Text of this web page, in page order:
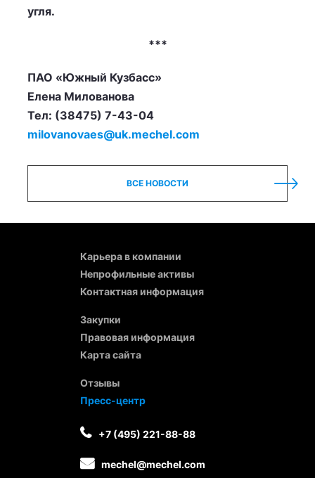
угля.
***
ПАО «Южный Кузбасс»
Елена Милованова
Тел: (38475) 7-43-04
milovanovaes@uk.mechel.com
ВСЕ НОВОСТИ
Карьера в компании
Непрофильные активы
Контактная информация
Закупки
Правовая информация
Карта сайта
Отзывы
Пресс-центр
+7 (495) 221-88-88
mechel@mechel.com